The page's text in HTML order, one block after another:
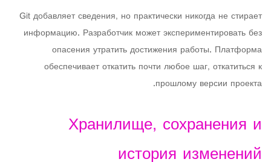
Git добавляет сведения, но практически никогда не стирает
информацию. Разработчик может экспериментировать без
опасения утратить достижения работы. Платформа
обеспечивает откатить почти любое шаг, откатиться к
прошлому версии проекта.
Хранилище, сохранения и
история изменений